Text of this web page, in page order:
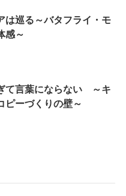
は巡る～バタフライ・モ
感～
て言葉にならない ～キ
ピーづくりの壁～